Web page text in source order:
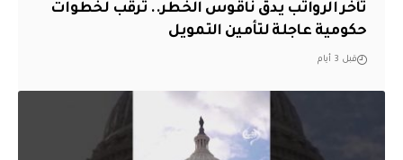
تأخر الرواتب يدق ناقوس الخطر.. ترقب لخطوات
حكومية عاجلة لتأمين التمويل
قبل 3 أيام